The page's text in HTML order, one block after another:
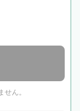
ん。